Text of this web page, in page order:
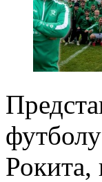
Рокита,